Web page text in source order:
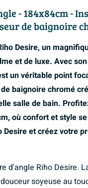
- 184x84cm -
de baignoire
Desire, un
et de luxe. Avec
un véritable point
baignoire chromé
salle de bain.
où confort et style
et créez votre
d'angle Riho Desire.
soyeuse au